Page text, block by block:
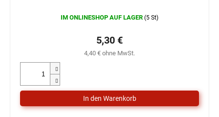
IM ONLINESHOP AUF LAGER (5 St)
4,40 € ohne MwSt.
5,30 €